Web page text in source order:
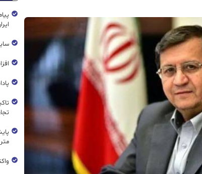
پاداش ۲۷ میلیاردی